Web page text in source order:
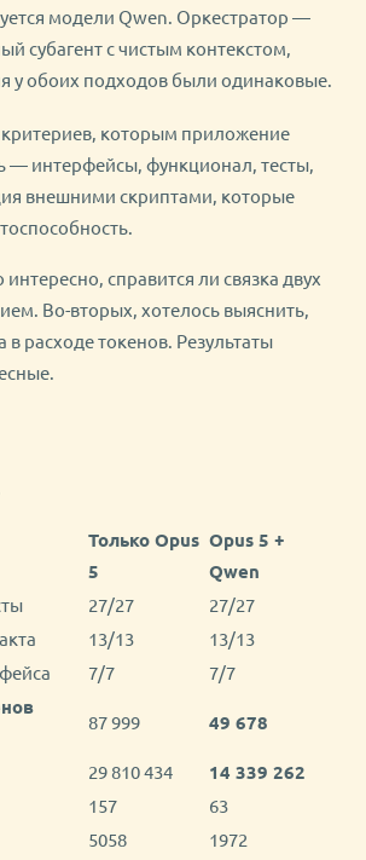
модели Qwen. Оркестратор —
субагент с чистым контекстом,
у обоих подходов были одинаковые.
критериев, которым приложение
— интерфейсы, функционал, тесты,
внешними скриптами, которые
справится ли связка двух
Во-вторых, хотелось выяснить,
в расходе токенов. Результаты
Только Opus
5
Opus 5 +
Qwen
27/27
27/27
13/13
13/13
7/7 7/7
87 999 49 678
29 810 434 14 339 262
157
63
5058
1972